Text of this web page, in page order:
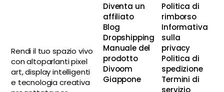
Rendi il tuo spazio vivo
con altoparlanti pixel
art, display intelligenti
e tecnologia creativa
Diventa un
affiliato
Blog
Dropshipping
Manuale del
prodotto
Divoom
Giappone
Politica di
rimborso
Informativa
sulla
privacy
Politica di
spedizione
Termini di
servizio